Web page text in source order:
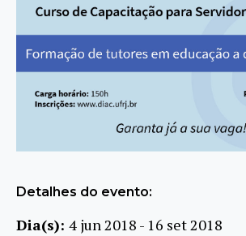
Detalhes do evento:
Dia(s): 4 jun 2018 - 16 set 2018